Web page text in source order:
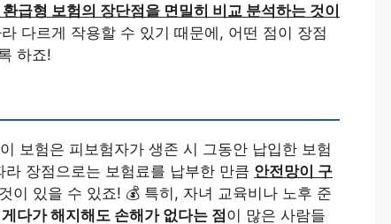
급형 보험의 장단점을 면밀히 비교 분석하는 것이
다르게 작용할 수 있기 때문에, 어떤 점이 장점
하죠!
보험은 피보험자가 생존 시 그동안 납입한 보험
장점으로는 보험료를 납부한 만큼 안전망이 구
이 있을 수 있죠! 💰 특히, 자녀 교육비나 노후 준
게다가 해지해도 손해가 없다는 점이 많은 사람들